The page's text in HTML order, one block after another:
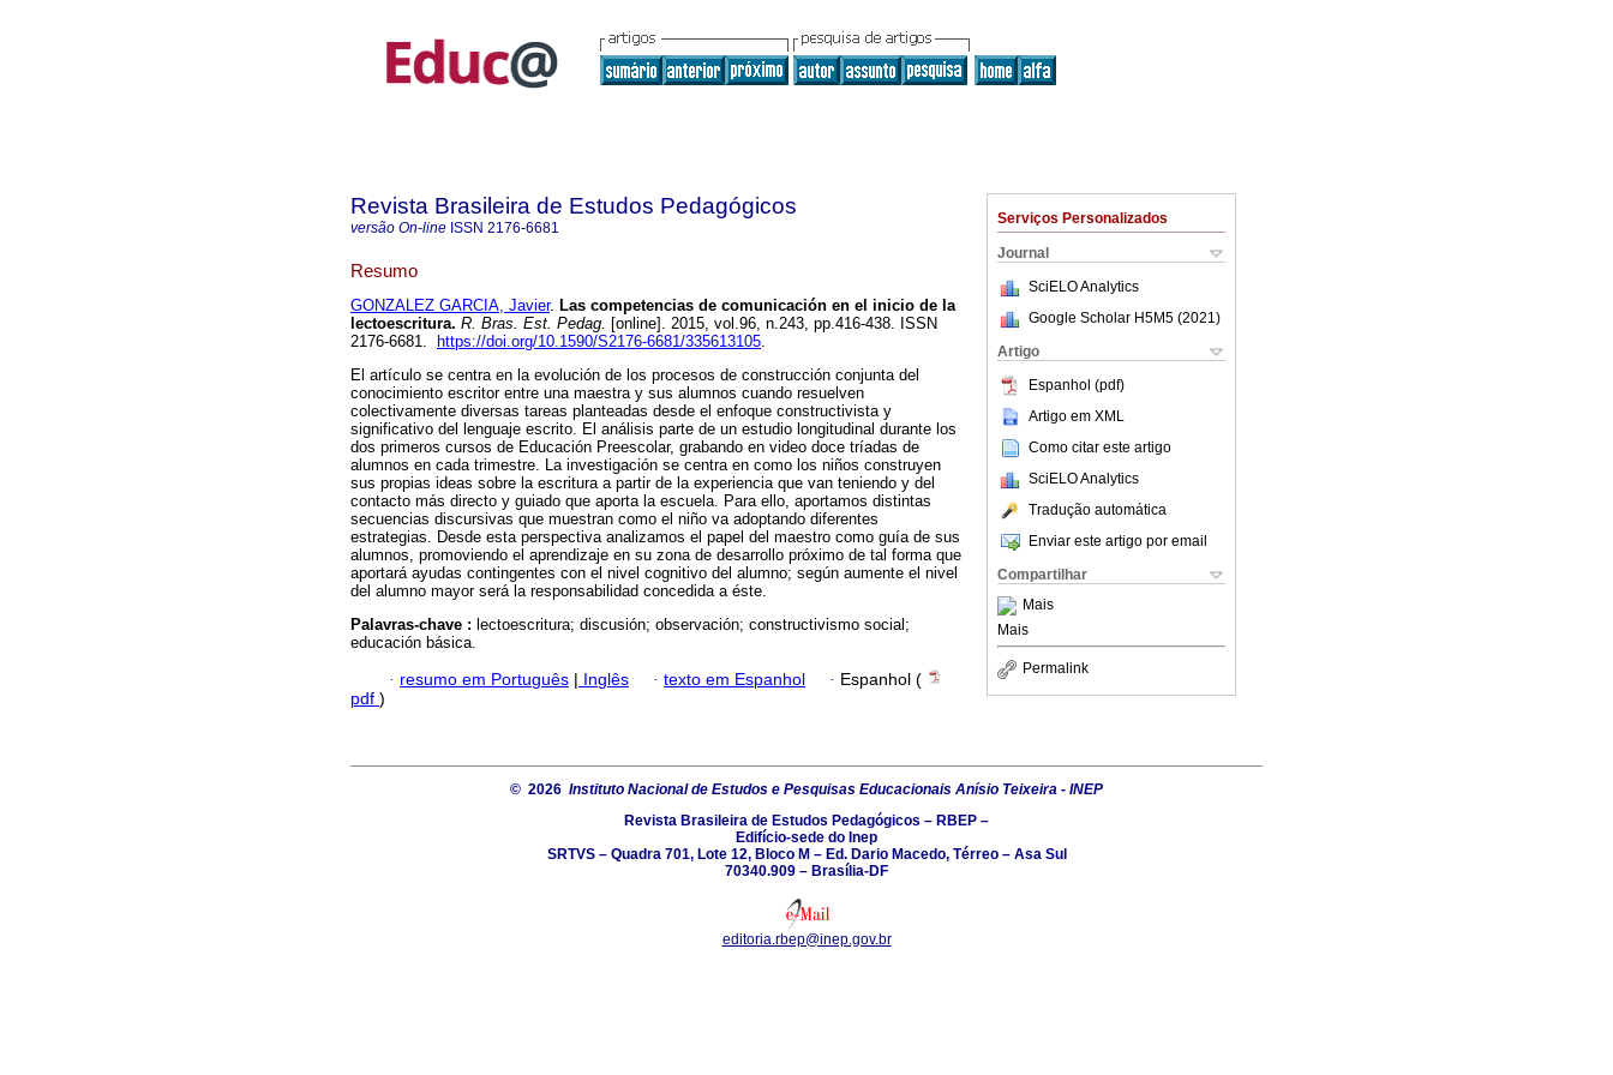
Serviços Personalizados
Journal
SciELO Analytics
Google Scholar H5M5 (2021 )
Artigo
Espanhol (pdf)
Artigo em XML
Como citar este artigo
SciELO Analytics
Tradução automática
Enviar este artigo por email
Compartilhar
Mais
Mais
Permalink
Revista Brasileira de Estudos Pedagógicos
versão On-line ISSN 2176-6681
Resumo
GONZALEZ GARCIA, Javier. Las competencias de comunicación en el inicio de la
lectoescritura. R. Bras. Est. Pedag. [online]. 2015, vol.96, n.243, pp.416-438. ISSN
2176-6681.
https://doi.org/10.1590/S2176-6681/335613105.
El artículo se centra en la evolución de los procesos de construcción conjunta del
conocimiento escritor entre una maestra y sus alumnos cuando resuelven
colectivamente diversas tareas planteadas desde el enfoque constructivista y
significativo del lenguaje escrito. El análisis parte de un estudio longitudinal durante los
dos primeros cursos de Educación Preescolar, grabando en video doce tríadas de
alumnos en cada trimestre. La investigación se centra en como los niños construyen
sus propias ideas sobre la escritura a partir de la experiencia que van teniendo y del
contacto más directo y guiado que aporta la escuela. Para ello, aportamos distintas
secuencias discursivas que muestran como el niño va adoptando diferentes
estrategias. Desde esta perspectiva analizamos el papel del maestro como guía de sus
alumnos, promoviendo el aprendizaje en su zona de desarrollo próximo de tal forma que
aportará ayudas contingentes con el nivel cognitivo del alumno; según aumente el nivel
del alumno mayor será la responsabilidad concedida a éste.
Palavras-chave : lectoescritura; discusión; observación; constructivismo social;
educación básica.
· resumo em Português | Inglês · texto em Espanhol · Espanhol (
pdf )
© 2026 Instituto Nacional de Estudos e Pesquisas Educacionais Anísio Teixeira - INEP
Revista Brasileira de Estudos Pedagógicos – RBEP –
Edifício-sede do Inep
SRTVS – Quadra 701, Lote 12, Bloco M – Ed. Dario Macedo, Térreo – Asa Sul
70340.909 – Brasília-DF
editoria.rbep@inep.gov.br